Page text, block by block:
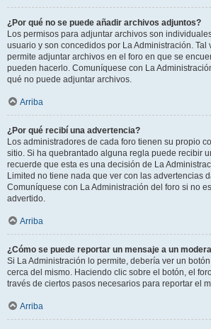
¿Por qué no se puede añadir archivos adjuntos?
Los permisos para adjuntar archivos son
usuario y son concedidos por La Administración. Tal
permite adjuntar archivos en el foro en que se
pueden hacerlo. Comuníquese con La
qué no puede adjuntar archivos.
Arriba
¿Por qué recibí una advertencia?
Los administradores de cada foro tienen su propio
sitio. Si ha quebrantado alguna regla puede recibir
recuerde que esta es una decisión de La
Limited no tiene nada que ver con las advertencias
Comuníquese con La Administración del foro si no
advertido.
Arriba
¿Cómo se puede reportar un mensaje a un
Si La Administración lo permite, debería ver un
cerca del mismo. Haciendo clic sobre el botón, el
través de ciertos pasos necesarios para reportar el
Arriba